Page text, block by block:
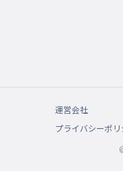
運営会社
プライバシーポリ